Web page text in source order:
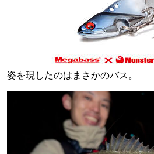
姿を現したのはまさかのバス。